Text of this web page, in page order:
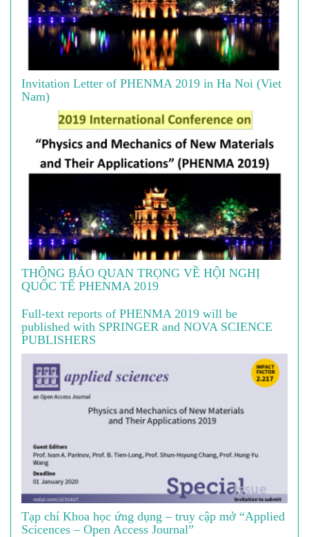
Invitation Letter of PHENMA 2019 in Ha Noi (Viet
Nam)
THÔNG BÁO QUAN TRỌNG VỀ HỘI NGHỊ
QUỐC TẾ PHENMA 2019
Full-text reports of PHENMA 2019 will be
published with SPRINGER and NOVA SCIENCE
PUBLISHERS
Tạp chí Khoa học ứng dụng – truy cập mở “Applied
Scicences – Open Access Journal”